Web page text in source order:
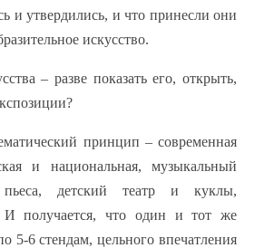
и утвердились, и что принесли они
искусство.
– разве показать его, открыть,
принцип – современная
и национальная, музыкальный
пьеса, детский театр и куклы,
И получается, что один и тот же
5-6 стендам, цельного впечатления